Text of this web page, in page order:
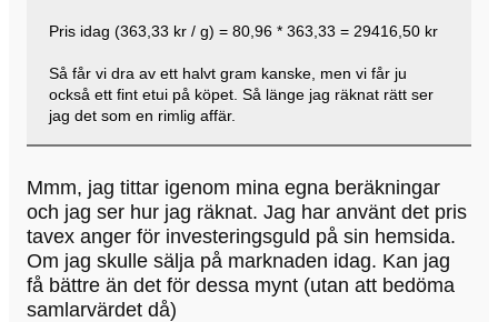
Pris idag (363,33 kr / g) = 80,96 * 363,33 = 29416,50 kr
Så får vi dra av ett halvt gram kanske, men vi får ju
också ett fint etui på köpet. Så länge jag räknat rätt ser
jag det som en rimlig affär.
Mmm, jag tittar igenom mina egna beräkningar
och jag ser hur jag räknat. Jag har använt det pris
tavex anger för investeringsguld på sin hemsida.
Om jag skulle sälja på marknaden idag. Kan jag
få bättre än det för dessa mynt (utan att bedöma
samlarvärdet då)